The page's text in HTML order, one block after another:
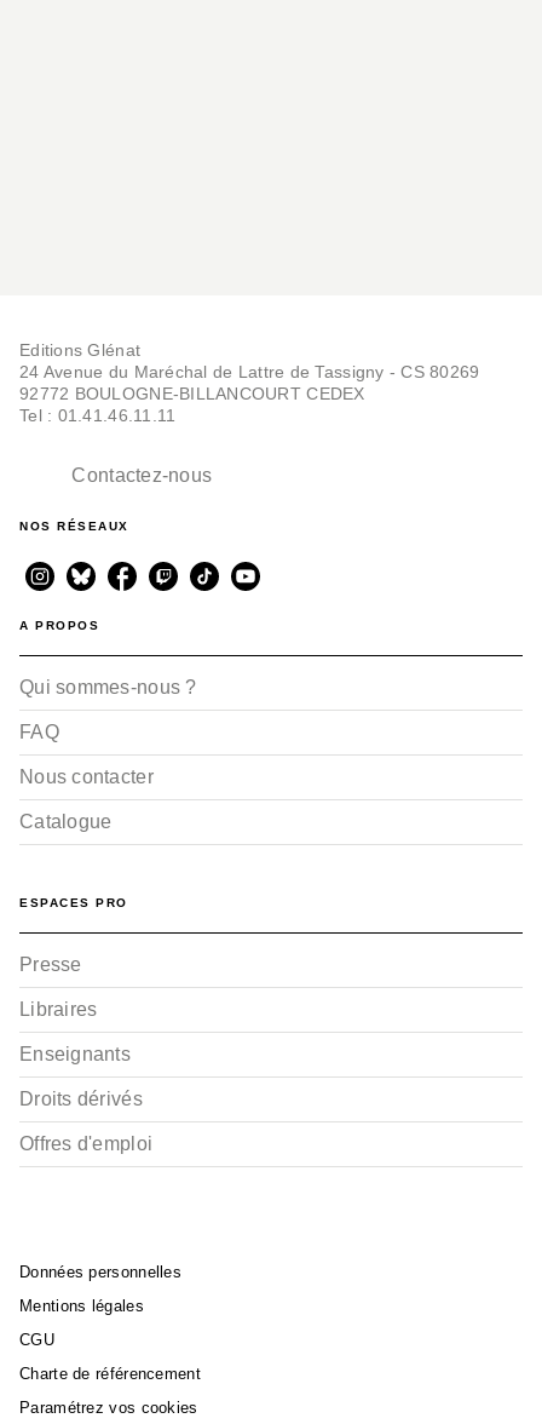
Editions Glénat
24 Avenue du Maréchal de Lattre de Tassigny - CS 80269
92772 BOULOGNE-BILLANCOURT CEDEX
Tel : 01.41.46.11.11
Contactez-nous
NOS RÉSEAUX
A PROPOS
Qui sommes-nous ?
FAQ
Nous contacter
Catalogue
ESPACES PRO
Presse
Libraires
Enseignants
Droits dérivés
Offres d'emploi
Données personnelles
Mentions légales
CGU
Charte de référencement
Paramétrez vos cookies